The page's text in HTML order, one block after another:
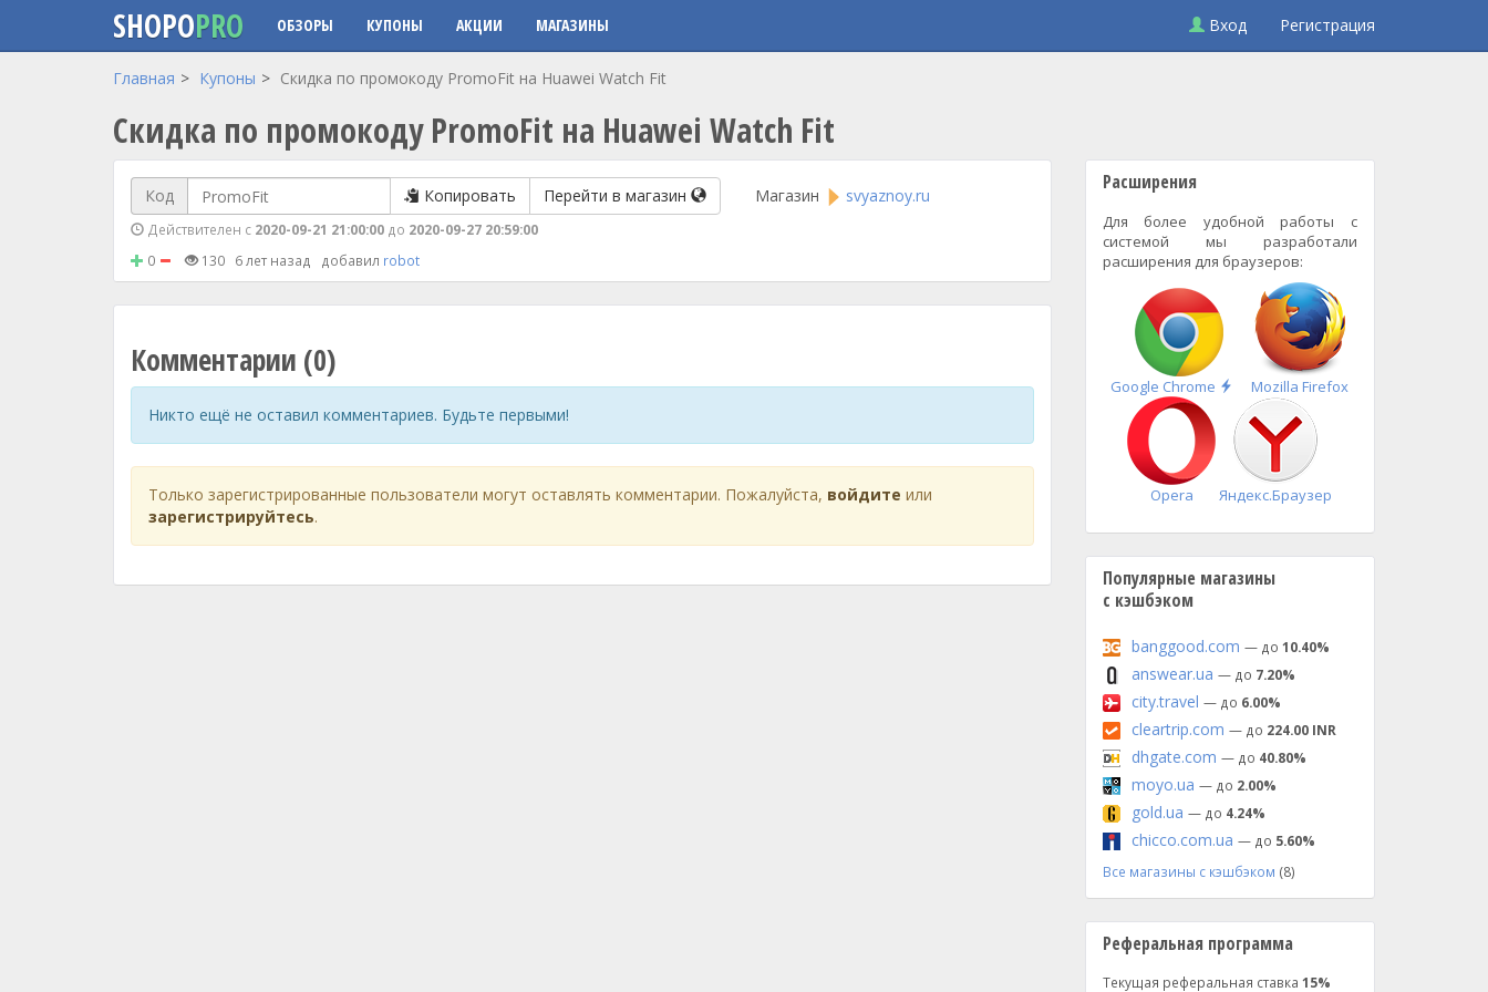
Перейти к основному содержанию
SHOPOPRO ОБЗОРЫ КУПОНЫ АКЦИИ МАГАЗИНЫ Вход Регистрация
Главная Купоны Скидка по промокоду PromoFit на Huawei Watch Fit
Скидка по промокоду PromoFit на Huawei Watch Fit
Код Копировать Перейти в магазин
Действителен с 2020-09-21 21:00:00 до 2020-09-27 20:59:00
Магазин svyaznoy.ru
0 130 6 лет назад добавил robot
Комментарии (0)
Никто ещё не оставил комментариев. Будьте первыми!
Только зарегистрированные пользователи могут оставлять комментарии. Пожалуйста, войдите или
зарегистрируйтесь.
Расширения
Для более удобной работы с
системой мы разработали
расширения для браузеров:
Google Chrome
Быстрая
установка
Mozilla Firefox
Opera Яндекс.Браузер
Популярные магазины
с кэшбэком
banggood.com — до 10.40%
answear.ua — до 7.20%
city.travel — до 6.00%
cleartrip.com — до 224.00 INR
dhgate.com — до 40.80%
moyo.ua — до 2.00%
gold.ua — до 4.24%
chicco.com.ua — до 5.60%
Все магазины с кэшбэком (8)
Реферальная программа
Текущая реферальная ставка 15%